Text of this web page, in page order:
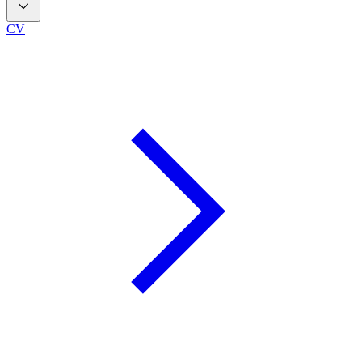
CV